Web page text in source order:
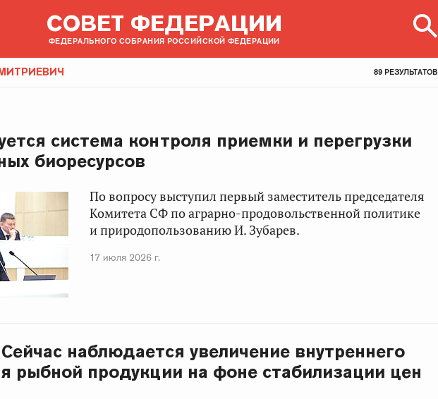
СОВЕТ ФЕДЕРАЦИИ
ФЕДЕРАЛЬНОГО СОБРАНИЯ РОССИЙСКОЙ ФЕДЕРАЦИИ
89 РЕЗУЛЬТАТОВ
система контроля приемки и перегрузки
биоресурсов
По вопросу выступил первый заместитель председателя
Комитета СФ по аграрно-продовольственной политике
и природопользованию И. Зубарев.
17 июля 2026 г.
наблюдается увеличение внутреннего
рыбной продукции на фоне стабилизации цен